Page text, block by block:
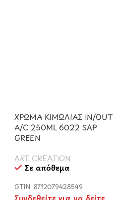
ΧΡΩΜΑ ΚΙΜΩΛΙΑΣ IN/OUT
A/C 250ML 6022 SAP
GREEN
ART CREATION
Σε απόθεμα
GTIN: 8712079428549